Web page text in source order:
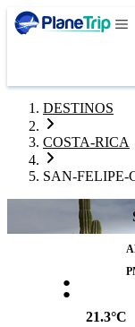
DESTINOS
COSTA-RICA
SAN-FELIPE-
:
21.3°C